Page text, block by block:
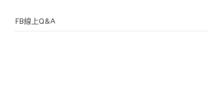
FB線上Q&A